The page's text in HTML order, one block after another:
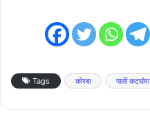
Tags कोरबा पाली कटघोरा